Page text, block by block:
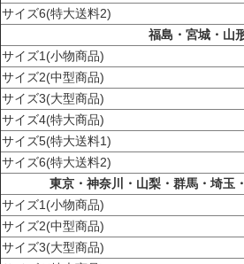
サイズ6(特大送料2)
福島・宮城・山
サイズ1(小物商品)
サイズ2(中型商品)
サイズ3(大型商品)
サイズ4(特大商品)
サイズ5(特大送料1)
サイズ6(特大送料2)
東京・神奈川・山梨・群馬・埼玉
サイズ1(小物商品)
サイズ2(中型商品)
サイズ3(大型商品)